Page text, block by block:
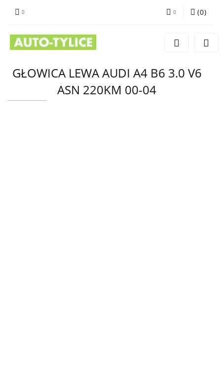
Zaloguj się
Dodaj zgłoszenie
(0)
GŁOWICA LEWA AUDI A4 B6 3.0 V6
ASN 220KM 00-04